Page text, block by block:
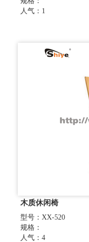
人气：1
木质休闲椅
型号：XX-520
规格：
人气：4